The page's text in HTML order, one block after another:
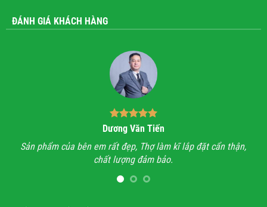
ĐÁNH GIÁ KHÁCH HÀNG
Dương Văn Tiến
Sản phẩm của bên em rất đẹp, Thợ làm kĩ lắp đặt cẩn thận,
chất lượng đảm bảo.